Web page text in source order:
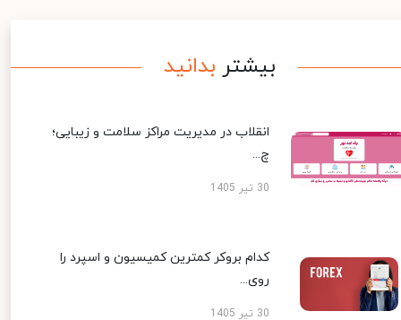
بیشتر بدانید
انقلاب در مدیریت مراکز سلامت و زیبایی؛
چ...
30 تیر 1405
کدام بروکر کمترین کمیسیون و اسپرد را
روی...
30 تیر 1405